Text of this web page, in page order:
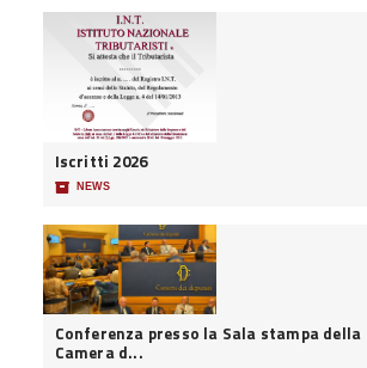
Iscritti 2026
📦 NEWS
Conferenza presso la Sala stampa della
Camera d...